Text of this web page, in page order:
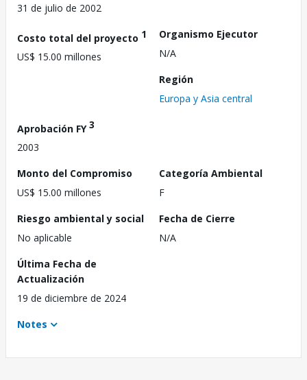
31 de julio de 2002
Costo total del proyecto 1
US$ 15.00 millones
Organismo Ejecutor
N/A
Región
Europa y Asia central
Aprobación FY3
2003
Monto del Compromiso
US$ 15.00 millones
Categoría Ambiental
F
Riesgo ambiental y social
No aplicable
Fecha de Cierre
N/A
Última Fecha de
Actualización
19 de diciembre de 2024
Notes